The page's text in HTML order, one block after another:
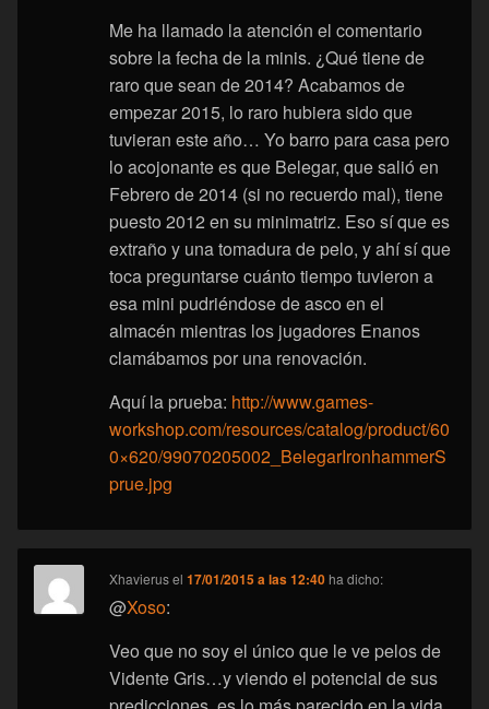
Me ha llamado la atención el comentario
sobre la fecha de la minis. ¿Qué tiene de
raro que sean de 2014? Acabamos de
empezar 2015, lo raro hubiera sido que
tuvieran este año… Yo barro para casa pero
lo acojonante es que Belegar, que salió en
Febrero de 2014 (si no recuerdo mal), tiene
puesto 2012 en su minimatriz. Eso sí que es
extraño y una tomadura de pelo, y ahí sí que
toca preguntarse cuánto tiempo tuvieron a
esa mini pudriéndose de asco en el
almacén mientras los jugadores Enanos
clamábamos por una renovación.
Aquí la prueba: http://www.games-
workshop.com/resources/catalog/product/60
0×620/99070205002_BelegarIronhammerS
prue.jpg
Xhavierusel17/01/2015 a las 12:40 ha dicho:
@Xoso:
Veo que no soy el único que le ve pelos de
Vidente Gris…y viendo el potencial de sus